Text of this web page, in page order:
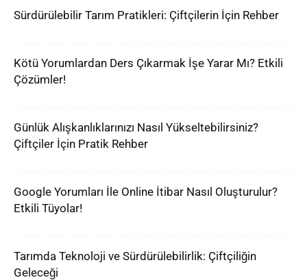
Sürdürülebilir Tarım Pratikleri: Çiftçilerin İçin Rehber
Kötü Yorumlardan Ders Çıkarmak İşe Yarar Mı? Etkili
Çözümler!
Günlük Alışkanlıklarınızı Nasıl Yükseltebilirsiniz?
Çiftçiler İçin Pratik Rehber
Google Yorumları İle Online İtibar Nasıl Oluşturulur?
Etkili Tüyolar!
Tarımda Teknoloji ve Sürdürülebilirlik: Çiftçiliğin
Geleceği